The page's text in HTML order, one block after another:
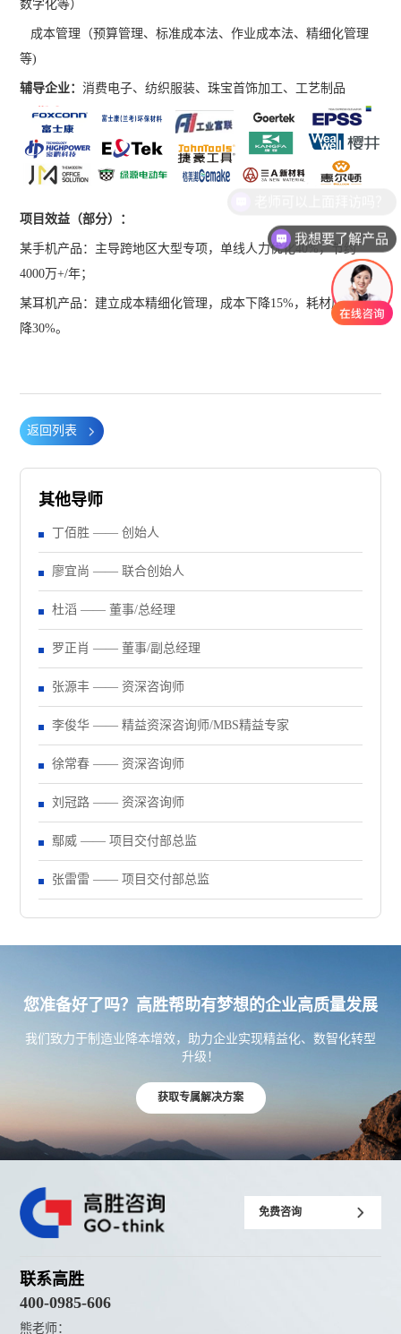
数字化等）
成本管理（预算管理、标准成本法、作业成本法、精细化管理
等)
辅导企业：消费电子、纺织服装、珠宝首饰加工、工艺制品
项目效益（部分）：
某手机产品：主导跨地区大型专项，单线人力优化40%，节约
4000万+/年；
某耳机产品：建立成本精细化管理，成本下降15%，耗材库存下
降30%。
返回列表
其他导师
丁佰胜 —— 创始人
廖宜尚 —— 联合创始人
杜滔 —— 董事/总经理
罗正肖 —— 董事/副总经理
张源丰 —— 资深咨询师
李俊华 —— 精益资深咨询师/MBS精益专家
徐常春 —— 资深咨询师
刘冠路 —— 资深咨询师
鄢威 —— 项目交付部总监
张雷雷 —— 项目交付部总监
您准备好了吗？高胜帮助有梦想的企业高质量发展
我们致力于制造业降本增效，助力企业实现精益化、数智化转型
升级！
获取专属解决方案
免费咨询
联系高胜
400-0985-606
熊老师：
我想要了解产品